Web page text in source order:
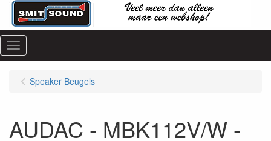
Menu
Speaker Beugels
AUDAC - MBK112V/W -